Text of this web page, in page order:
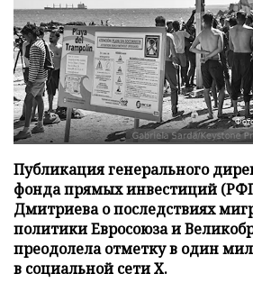
Публикация генерального
фонда прямых инвестиций
Дмитриева о последствиях
политики Евросоюза и
преодолела отметку в один
в социальной сети X.